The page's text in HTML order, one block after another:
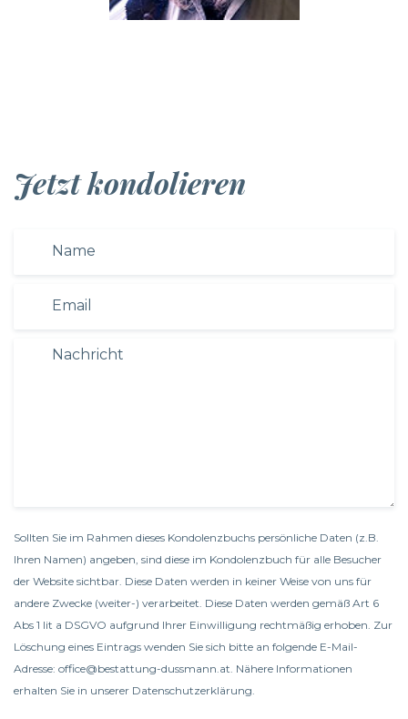
Jetzt kondolieren
Sollten Sie im Rahmen dieses Kondolenzbuchs persönliche Daten (z.B.
Ihren Namen) angeben, sind diese im Kondolenzbuch für alle Besucher
der Website sichtbar. Diese Daten werden in keiner Weise von uns für
andere Zwecke (weiter-) verarbeitet. Diese Daten werden gemäß Art 6
Abs 1 lit a DSGVO aufgrund Ihrer Einwilligung rechtmäßig erhoben. Zur
Löschung eines Eintrags wenden Sie sich bitte an folgende E-Mail-
Adresse: office@bestattung-dussmann.at. Nähere Informationen
erhalten Sie in unserer Datenschutzerklärung